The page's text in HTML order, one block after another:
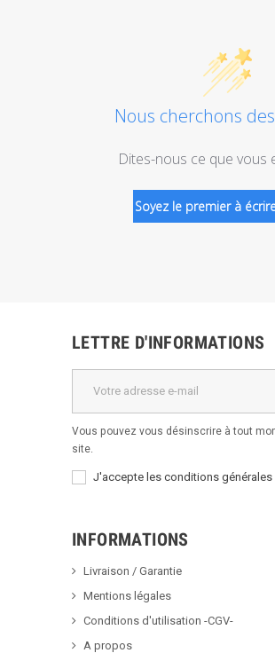
Nous cherchons
Dites-nous ce que vous
Soyez le premier à
LETTRE D'INFORMATIONS
Vous pouvez vous désinscrire à tout
site.
J'accepte les conditions
INFORMATIONS
Livraison / Garantie
Mentions légales
Conditions d'utilisation -CGV-
A propos